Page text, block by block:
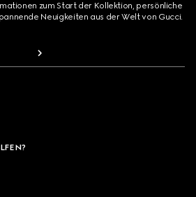
zum Start der Kollektion, persönliche
Neuigkeiten aus der Welt von Gucci.